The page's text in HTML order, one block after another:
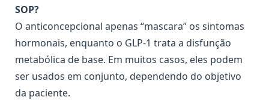
SOP?
O anticoncepcional apenas “mascara” os sintomas
hormonais, enquanto o GLP-1 trata a disfunção
metabólica de base. Em muitos casos, eles podem
ser usados em conjunto, dependendo do objetivo
da paciente.